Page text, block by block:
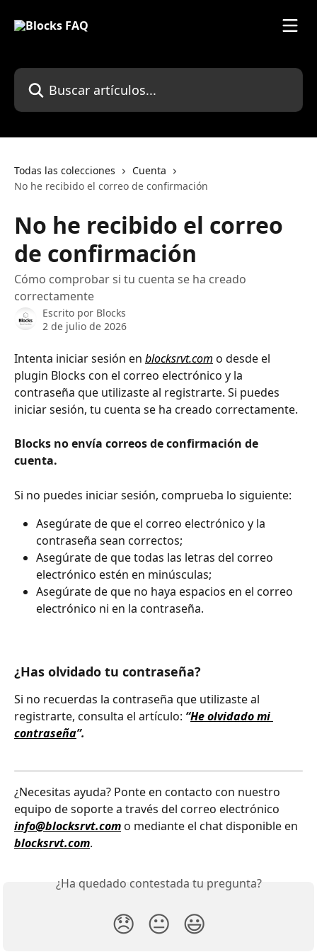
Buscar artículos...
Todas las colecciones
Cuenta
No he recibido el correo de confirmación
No he recibido el correo
de confirmación
Cómo comprobar si tu cuenta se ha creado
correctamente
Escrito por Blocks
2 de julio de 2026
Intenta iniciar sesión en blocksrvt.com o desde el
plugin Blocks con el correo electrónico y la
contraseña que utilizaste al registrarte. Si puedes
iniciar sesión, tu cuenta se ha creado correctamente.
Blocks no envía correos de confirmación de
cuenta.
Si no puedes iniciar sesión, comprueba lo siguiente:
Asegúrate de que el correo electrónico y la
contraseña sean correctos;
Asegúrate de que todas las letras del correo
electrónico estén en minúsculas;
Asegúrate de que no haya espacios en el correo
electrónico ni en la contraseña.
¿Has olvidado tu contraseña?
Si no recuerdas la contraseña que utilizaste al
registrarte, consulta el artículo: “He olvidado mi
contraseña”.
¿Necesitas ayuda? Ponte en contacto con nuestro
equipo de soporte a través del correo electrónico
info@blocksrvt.com o mediante el chat disponible en
blocksrvt.com.
¿Ha quedado contestada tu pregunta?
😞 😐 😃